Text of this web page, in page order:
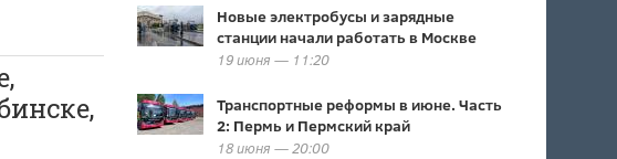
Новые электробусы и зарядные
станции начали работать в Москве
19 июня — 11:20
Транспортные реформы в июне. Часть
2: Пермь и Пермский край
18 июня — 20:00